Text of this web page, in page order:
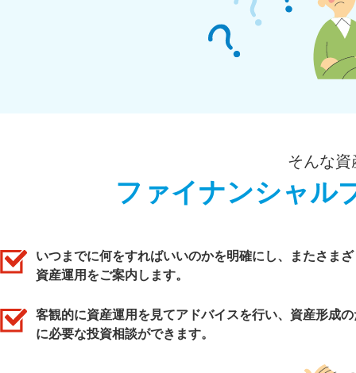
そんな
ファイナンシャル
いつまでに何をすればいいのかを明確にし、またさま
資産運用をご案内します。
客観的に資産運用を見てアドバイスを行い、資産形成
に必要な投資相談ができます。